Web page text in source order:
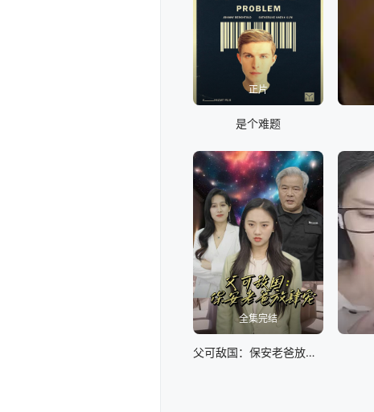
正片
是个难题
全集完结
父可敌国：保安老爸放肆宠